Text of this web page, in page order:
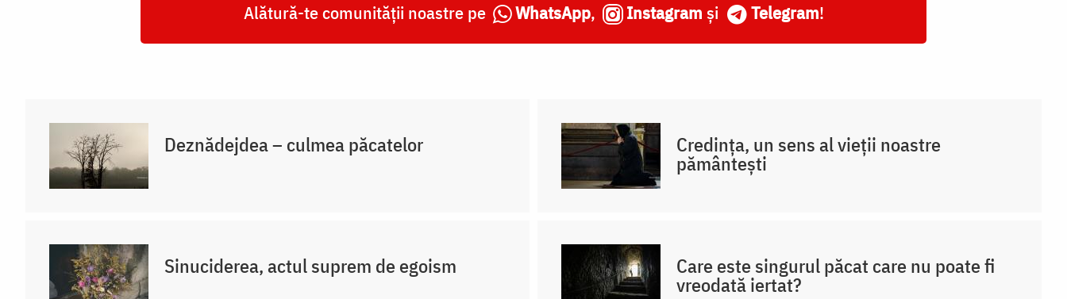
Alătură-te comunității noastre pe WhatsApp, Instagram și Telegram!
Deznădejdea – culmea păcatelor Credința, un sens al vieții noastre
pământești
Sinuciderea, actul suprem de egoism Care este singurul păcat care nu poate fi
vreodată iertat?